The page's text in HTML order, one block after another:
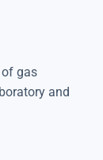
of gas
and